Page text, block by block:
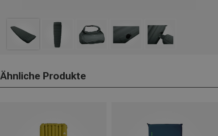
Ähnliche Produkte